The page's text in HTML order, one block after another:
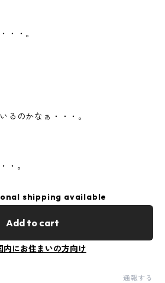
・・。
るのかなぁ・・・。
・。
shipping available
Add to cart
内にお住まいの方向け
通報する